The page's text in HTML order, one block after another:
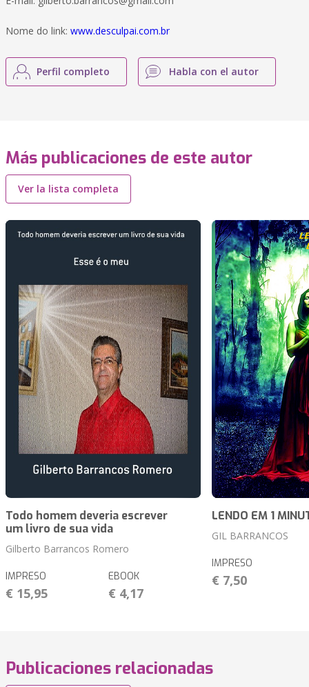
Nome do link: www.desculpai.com.br
Perfil completo Habla con el autor
Más publicaciones de este autor
Ver la lista completa
Todo homem deveria escrever
um livro de sua vida
Gilberto Barrancos Romero
IMPRESO
€ 15,95
EBOOK
€ 4,17
LENDO EM 1
GIL BARRANCOS
IMPRESO
€ 7,50
Publicaciones relacionadas